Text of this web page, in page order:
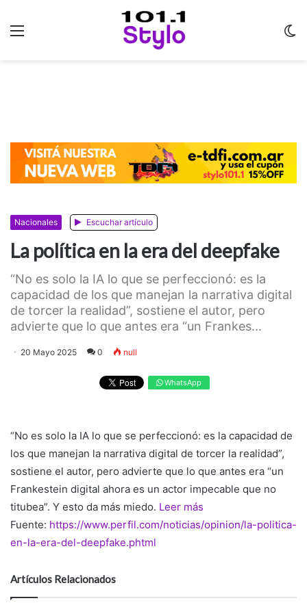
Nacionales Escuchar artículo
La política en la era del deepfake
“No es solo la IA lo que se perfeccionó: es la
capacidad de los que manejan la narrativa digital
de torcer la realidad”, sostiene el autor, pero
advierte que lo que antes era “un Frankes...
20 Mayo 2025 0 null
WhatsApp
“No es solo la IA lo que se perfeccionó: es la capacidad de
los que manejan la narrativa digital de torcer la realidad”,
sostiene el autor, pero advierte que lo que antes era “un
Frankestein digital ahora es un actor impecable que no
titubea”. Y esto da más miedo. Leer más
Fuente: https://www.perfil.com/noticias/opinion/la-politica-
en-la-era-del-deepfake.phtml
Artículos Relacionados